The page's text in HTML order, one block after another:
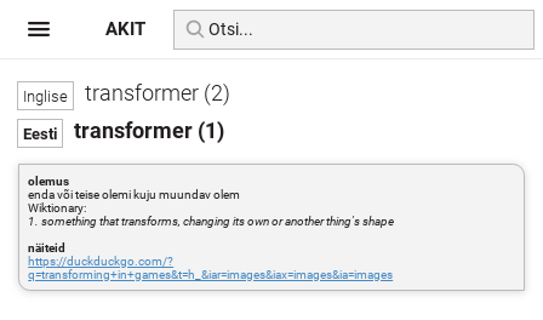
transformer (2)
transformer (1)
olemus
enda või teise olemi kuju muundav olem
Wiktionary:
1. something that transforms, changing its own or another thing's shape
näiteid
https://duckduckgo.com/?
q=transforming+in+games&t=h_&iar=images&iax=images&ia=images
AKIT